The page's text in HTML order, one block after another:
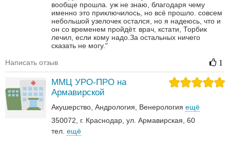
вообще прошла. уж не знаю, благодаря чему
именно это приключилось, но всё прошло. совсем
небольшой узелочек остался, но я надеюсь, что и
он со временем пройдёт. врач, кстати, Торбик
лечил, если кому надо.За остальных ничего
сказать не могу."
Написать отзыв 1
ММЦ УРО-ПРО на
Армавирской
Акушерство Андрология‎ Венерология‎ ещё
350072, г. Краснодар, ул. Армавирская, 60
тел. ещё